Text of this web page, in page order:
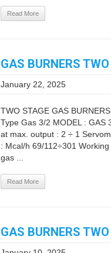
Read More
GAS BURNERS
January 22, 2025
TWO STAGE GAS
Type Gas 3/2 MODEL :
at max. output : 2 ÷ 1
: Mcal/h 69/112÷301
gas ...
Read More
GAS BURNERS